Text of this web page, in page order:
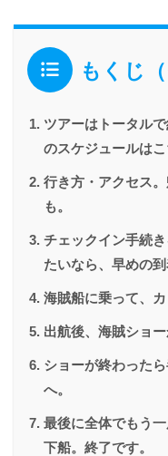
もくじ
ツアーはトータル
のスケジュールはこ
行き方・アクセス
も。
チェックイン手続
たいなら、早めの到
海賊船に乗って、
出航後、海賊ショー
ショーが終わった
へ。
最後に全体でもう
下船。終了です。